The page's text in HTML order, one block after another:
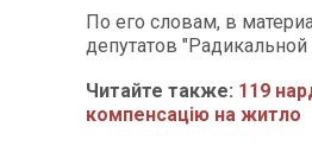
По его словам, в
депутатов "Радикальной
Читайте также: 119
компенсацію на житло